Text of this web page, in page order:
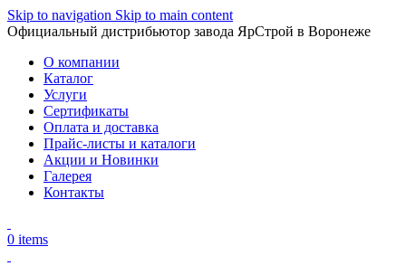
Skip to navigation Skip to main content
Официальный дистрибьютор завода ЯрСтрой в Воронеже
О компании
Каталог
Услуги
Сертификаты
Оплата и доставка
Прайс-листы и каталоги
Акции и Новинки
Галерея
Контакты
0 items